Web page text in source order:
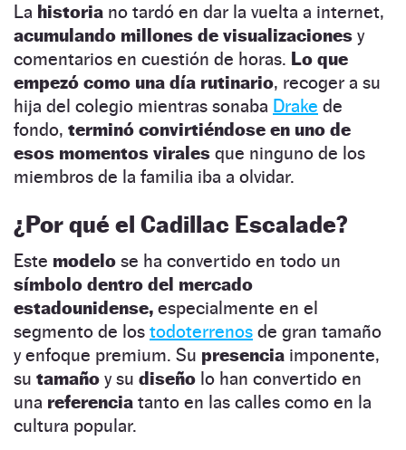
La historia no tardó en dar la vuelta a internet,
acumulando millones de visualizaciones y
comentarios en cuestión de horas. Lo que
empezó como una día rutinario, recoger a su
hija del colegio mientras sonaba Drake de
fondo, terminó convirtiéndose en uno de
esos momentos virales que ninguno de los
miembros de la familia iba a olvidar.
¿Por qué el Cadillac Escalade?
Este modelo se ha convertido en todo un
símbolo dentro del mercado
estadounidense, especialmente en el
segmento de los todoterrenos de gran tamaño
y enfoque premium. Su presencia imponente,
su tamaño y su diseño lo han convertido en
una referencia tanto en las calles como en la
cultura popular.